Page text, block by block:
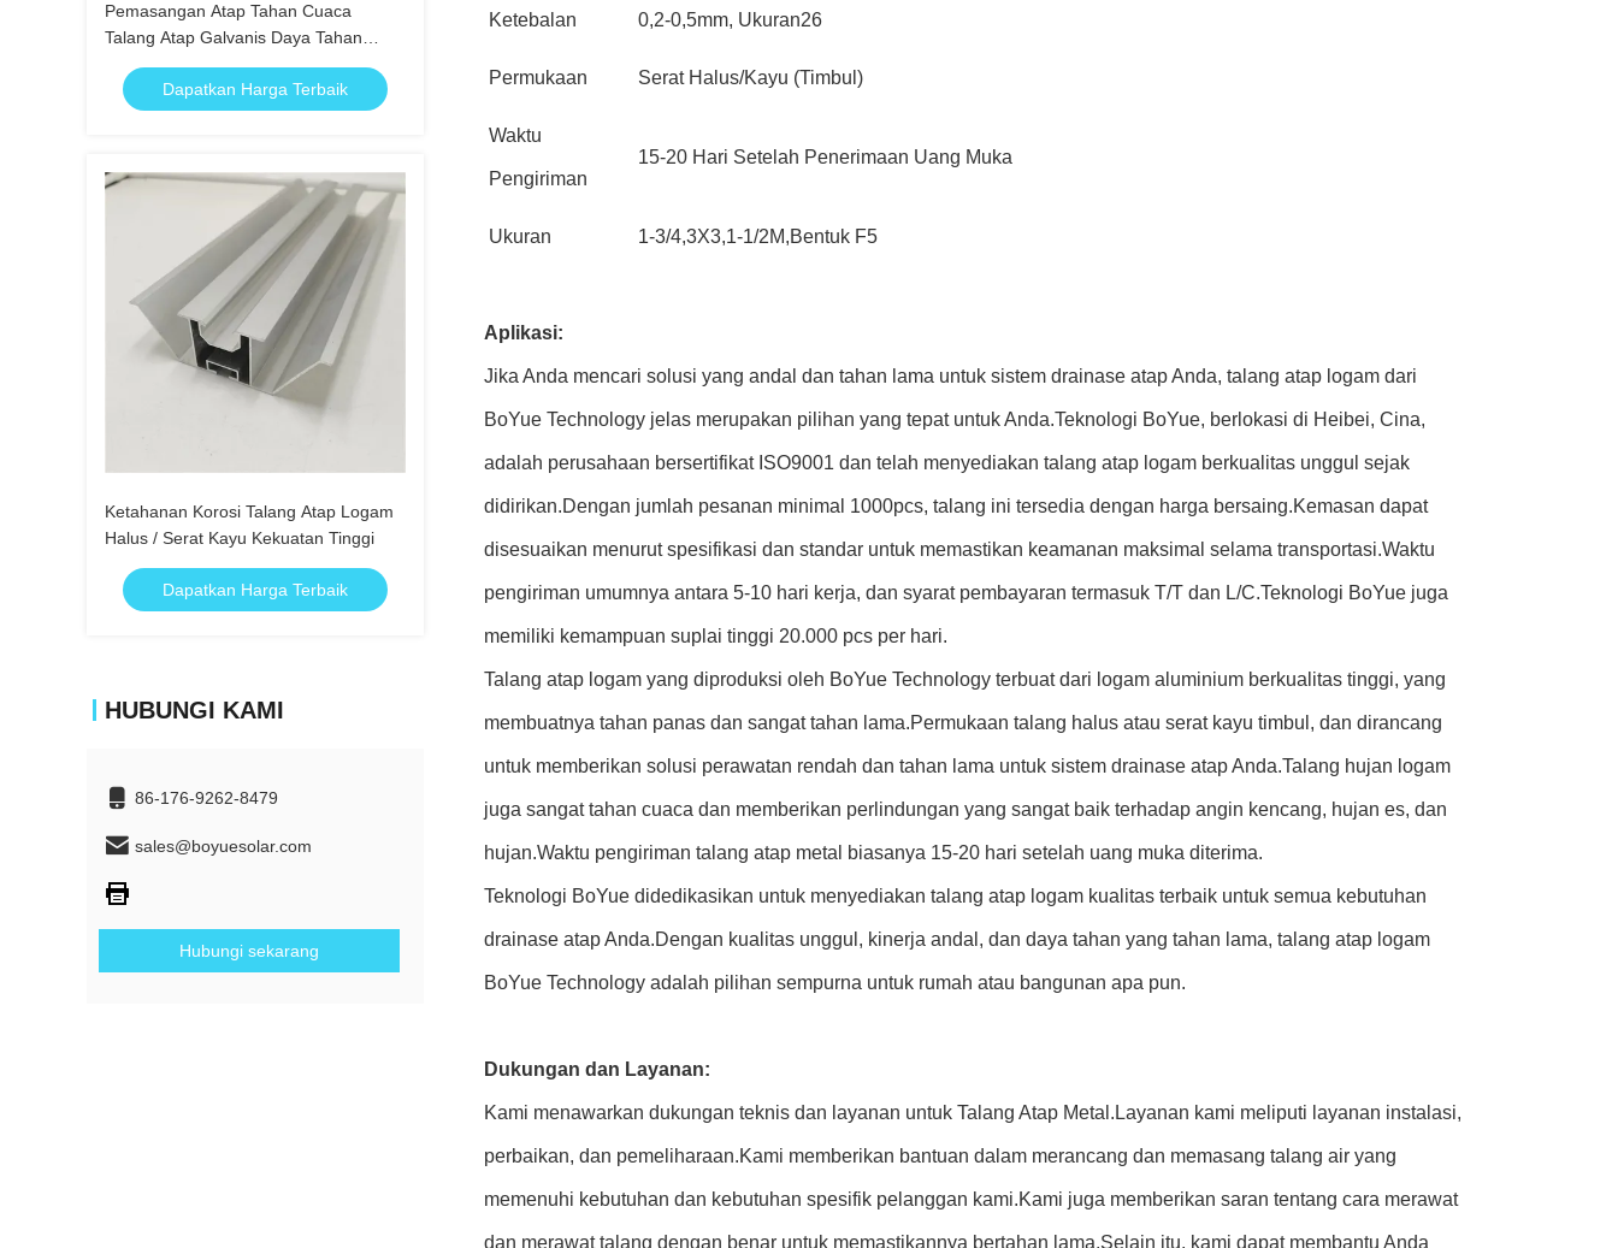
Pemasangan Atap Tahan Cuaca
Talang Atap Galvanis Daya Tahan
Tinggi
Dapatkan Harga Terbaik
Ketahanan Korosi Talang Atap Logam
Halus / Serat Kayu Kekuatan Tinggi
Dapatkan Harga Terbaik
HUBUNGI KAMI
86-176-9262-8479
sales@boyuesolar.com
Hubungi sekarang
Ketebalan 0,2-0,5mm, Ukuran26
Permukaan Serat Halus/Kayu (Timbul)
Waktu
Pengiriman
15-20 Hari Setelah Penerimaan Uang Muka
Ukuran 1-3/4,3X3,1-1/2M,Bentuk F5
Aplikasi:
Jika Anda mencari solusi yang andal dan tahan lama untuk sistem drainase atap Anda, talang atap logam dari
BoYue Technology jelas merupakan pilihan yang tepat untuk Anda.Teknologi BoYue, berlokasi di Heibei, Cina,
adalah perusahaan bersertifikat ISO9001 dan telah menyediakan talang atap logam berkualitas unggul sejak
didirikan.Dengan jumlah pesanan minimal 1000pcs, talang ini tersedia dengan harga bersaing.Kemasan dapat
disesuaikan menurut spesifikasi dan standar untuk memastikan keamanan maksimal selama transportasi.Waktu
pengiriman umumnya antara 5-10 hari kerja, dan syarat pembayaran termasuk T/T dan L/C.Teknologi BoYue juga
memiliki kemampuan suplai tinggi 20.000 pcs per hari.
Talang atap logam yang diproduksi oleh BoYue Technology terbuat dari logam aluminium berkualitas tinggi, yang
membuatnya tahan panas dan sangat tahan lama.Permukaan talang halus atau serat kayu timbul, dan dirancang
untuk memberikan solusi perawatan rendah dan tahan lama untuk sistem drainase atap Anda.Talang hujan logam
juga sangat tahan cuaca dan memberikan perlindungan yang sangat baik terhadap angin kencang, hujan es, dan
hujan.Waktu pengiriman talang atap metal biasanya 15-20 hari setelah uang muka diterima.
Teknologi BoYue didedikasikan untuk menyediakan talang atap logam kualitas terbaik untuk semua kebutuhan
drainase atap Anda.Dengan kualitas unggul, kinerja andal, dan daya tahan yang tahan lama, talang atap logam
BoYue Technology adalah pilihan sempurna untuk rumah atau bangunan apa pun.
Dukungan dan Layanan:
Kami menawarkan dukungan teknis dan layanan untuk Talang Atap Metal.Layanan kami meliputi layanan instalasi,
perbaikan, dan pemeliharaan.Kami memberikan bantuan dalam merancang dan memasang talang air yang
memenuhi kebutuhan dan kebutuhan spesifik pelanggan kami.Kami juga memberikan saran tentang cara merawat
dan merawat talang dengan benar untuk memastikannya bertahan lama.Selain itu, kami dapat membantu Anda